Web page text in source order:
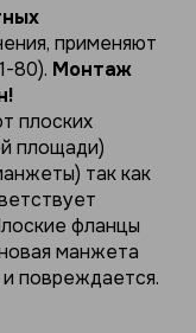
применяют
80). Монтаж
плоских
площади)
так как
фланцы
манжета
повреждается.